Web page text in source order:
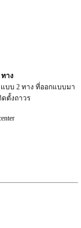
าง
แบบ 2 ทาง ที่ออกแบบมา
ดตั้งถาวร